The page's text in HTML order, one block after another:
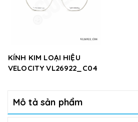
KÍNH KIM LOẠI HIỆU
VELOCITY VL26922_C04
Mô tả sản phẩm